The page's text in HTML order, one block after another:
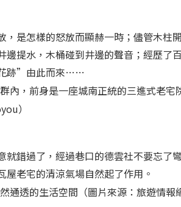
是怎樣的怒放而顯赫一時；儘管木柱
提水，木桶碰到井邊的聲音；經歷了
花跡”由此而來……
內，前身是一座城南正統的三進式老宅
）
錯過了，經過巷口的德雲社不要忘了
老宅的清涼氣場自然起了作用。
通透的生活空間（圖片來源：旅遊情報